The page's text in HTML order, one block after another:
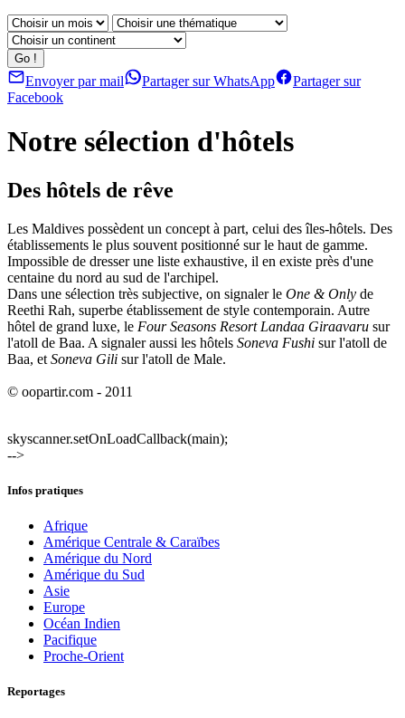
Envoyer par mail Partager sur WhatsApp
Partager sur
Facebook
Notre sélection d'hôtels
Des hôtels de rêve
Les Maldives possèdent un concept à part, celui des îles-hôtels. Des
établissements le plus souvent positionné sur le haut de gamme.
Impossible de dresser une liste exhaustive, il en existe près d'une
centaine du nord au sud de l'archipel.
Dans une sélection très subjective, on signaler le One & Only de
Reethi Rah, superbe établissement de style contemporain. Autre
hôtel de grand luxe, le Four Seasons Resort Landaa Giraavaru sur
l'atoll de Baa. A signaler aussi les hôtels Soneva Fushi sur l'atoll de
Baa, et Soneva Gili sur l'atoll de Male.
© oopartir.com - 2011
skyscanner.setOnLoadCallback(main);
-->
Infos pratiques
Afrique
Amérique Centrale & Caraïbes
Amérique du Nord
Amérique du Sud
Asie
Europe
Océan Indien
Pacifique
Proche-Orient
Reportages